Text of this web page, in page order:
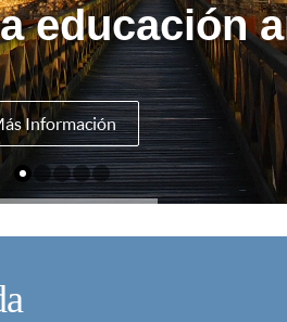
Información
educación